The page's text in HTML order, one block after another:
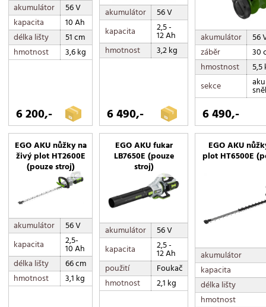
akumulátor
56 V
kapacita
10 Ah
délka lišty
51 cm
hmotnost
3,6 kg
6 200,-
akumulátor
56 V
kapacita
2,5 -
12 Ah
hmotnost
3,2 kg
6 490,-
akumulátor
56
záběr
30
hmostnost
5,5
sekce
6 490,-
EGO AKU nůžky na
živý plot HT2600E
(pouze stroj)
akumulátor
56 V
kapacita
2,5-
10 Ah
délka lišty
66 cm
hmotnost
3,1 kg
EGO AKU fukar
LB7650E (pouze
stroj)
akumulátor
56 V
kapacita
2,5 -
12 Ah
použití
Foukač
hmotnost
2,1 kg
EGO AKU
plot HT6500E
akumulátor
kapacita
délka lišty
hmotnost